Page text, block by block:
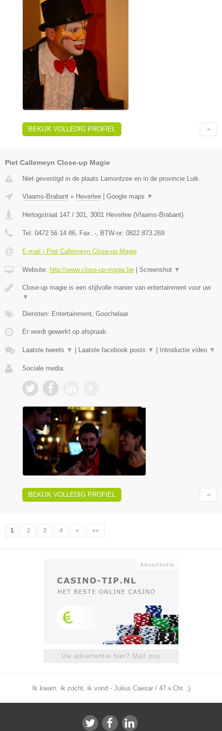
BEKIJK VOLLEDIG PROFIEL
Piet Callemeyn Close-up Magie
Niet gevestigd in de plaats Lamontzee en in de provincie Luik.
Vlaams-Brabant » Heverlee Google maps ▼
Hertogstraat 147 / 301, 3001 Heverlee (Vlaams-Brabant)
Tel: 0472 56 14 86, Fax: -, BTW-nr: 0822.873.269
E-mail › Piet Callemeyn Close-up Magie
Website: http://www.close-up-magie.be Screenshot ▼
Close-up magie is een stijlvolle manier van entertainment voor uw
▼
Diensten: Entertainment, Goochelaar
Er wordt gewerkt op afspraak.
Laatste tweets ▼ Laatste facebook posts ▼ Introductie video ▼
Sociale media:
BEKIJK VOLLEDIG PROFIEL
1 2 3 4 » »»
Uw advertentie hier? Mail ons
Ik kwam, ik zocht, ik vond - Julius Caesar / 47 v.Chr. ;)